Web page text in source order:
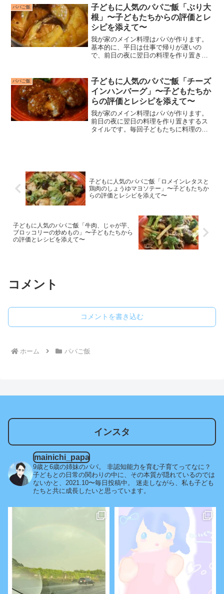
もしろいのと、私自身が“子どもに人気の
レシピ”を探すのにいつも...
パパご飯
子どもに人気のパパご飯「ぶり大
根」〜子どもたちからの評価とレ
シピを添えて〜
我が家のメイン料理はパパが作ります。
基本的に、平日は仕事で帰りが遅いの
で、前日の夜に翌日の料理を作り置きし
てくれる点数がおもしろいのと、私自身
が“子どもに人気のレシピ”...
パパご飯
子どもに人気のパパご飯「チーズ
インハンバーグ」〜子どもたちか
らの評価とレシピを添えて〜
我が家のメイン料理はパパが作ります。
前日の夜に翌日の料理を作り置きするス
タイルです。毎回子どもたちに料理の評
子どもに人気のパパご飯「ロメインレタスと
鶏肉のしょうゆマヨソテー」〜子どもたちか
らの評価とレシピを添えて〜
子どもに人気のパパご飯「牛肉、じゃが芋、
ブロッコリーの炒めもの」〜子どもたちから
の評価とレシピを添えて〜
コメント
コメントを書き込む
ホーム パパご飯
インスタ
mainichi_papa
9歳と6歳の姉妹のパパ。
非認知能力を育む子育てってなに？
子どもとの日常の関わりの中に、その本質が隠れているのでは
ないかと、2021.10〜毎日投稿中。
迷走しながら、私も子ども
たちと共に成長したいと思っています。